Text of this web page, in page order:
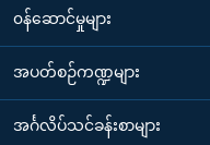
၀န်ဆောင်မှုများ
အပတ်စဉ်ကဏ္ဍများ
အင်္ဂလိပ်သင်ခန်းစာများ